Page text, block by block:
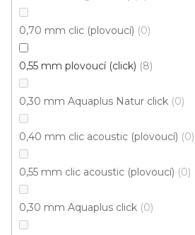
0,70 mm clic (plovoucí) 0
0,55 mm plovoucí (click) 8
0,30 mm Aquaplus Natur click 0
0,40 mm clic acoustic (plovoucí) 0
0,55 mm clic acoustic (plovoucí) 0
0,30 mm Aquaplus click 0